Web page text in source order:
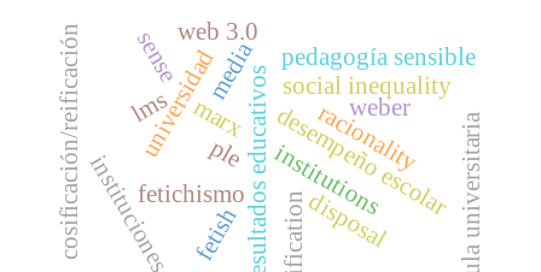
universidad
fetichismoresultados educativosdesempeño escolar
social inequality
racionality
weber
institutions
instituciones fetish disposal
reification
cosificación/reificación marx
media
ple
lms
web 3.0
pedagogía sensible
aula universitaria
sense